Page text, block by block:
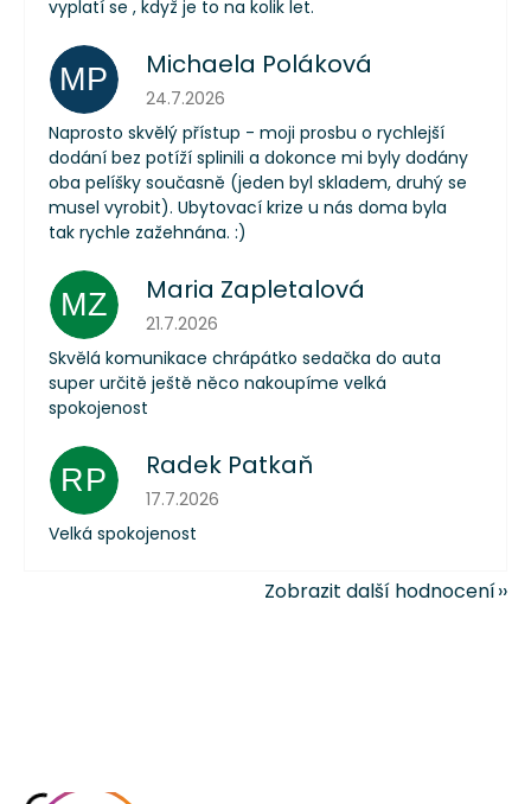
vyplatí se , když je to na kolik let.
MP Michaela Poláková
Hodnocení obchodu je 5 z 5 hvězdiček.
24.7.2026
Naprosto skvělý přístup - moji prosbu o rychlejší
dodání bez potíží splinili a dokonce mi byly dodány
oba pelíšky současně (jeden byl skladem, druhý se
musel vyrobit). Ubytovací krize u nás doma byla
tak rychle zažehnána. :)
MZ Maria Zapletalová
Hodnocení obchodu je 5 z 5 hvězdiček.
21.7.2026
Skvělá komunikace chrápátko sedačka do auta
super určitě ještě něco nakoupíme velká
spokojenost
RP Radek Patkaň
Hodnocení obchodu je 5 z 5 hvězdiček.
17.7.2026
Velká spokojenost
Zobrazit další hodnocení